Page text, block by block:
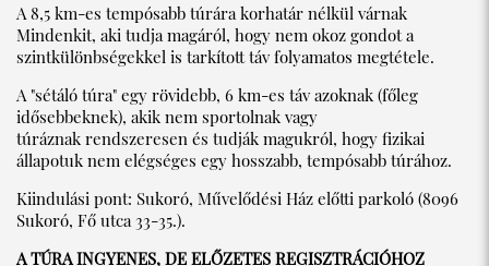
A 8,5 km-es tempósabb túrára korhatár nélkül várnak
Mindenkit, aki tudja magáról, hogy nem okoz gondot a
szintkülönbségekkel is tarkított táv folyamatos megtétele.
A "sétáló túra" egy rövidebb, 6 km-es táv azoknak (főleg
idősebbeknek), akik nem sportolnak vagy
túráznak rendszeresen és tudják magukról, hogy fizikai
állapotuk nem elégséges egy hosszabb, tempósabb túrához.
Kiindulási pont: Sukoró, Művelődési Ház előtti parkoló (8096
Sukoró, Fő utca 33-35.).
A TÚRA INGYENES, DE ELŐZETES REGISZTRÁCIÓHOZ